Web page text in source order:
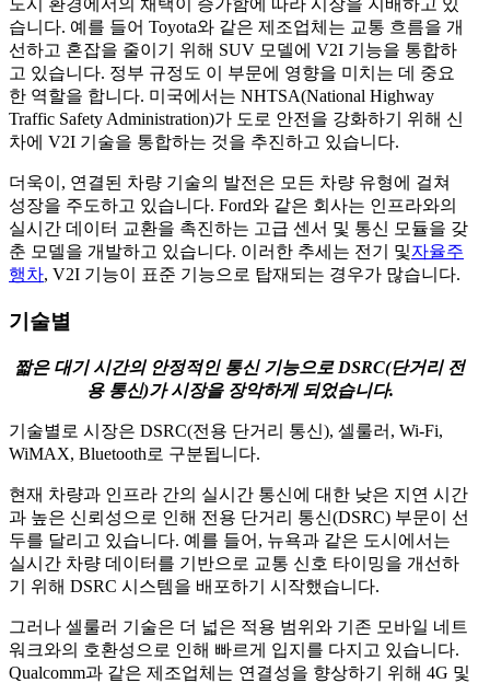
도시 환경에서의 채택이 증가함에 따라 시장을 지배하고 있
습니다. 예를 들어 Toyota와 같은 제조업체는 교통 흐름을 개
선하고 혼잡을 줄이기 위해 SUV 모델에 V2I 기능을 통합하
고 있습니다. 정부 규정도 이 부문에 영향을 미치는 데 중요
한 역할을 합니다. 미국에서는 NHTSA(National Highway
Traffic Safety Administration)가 도로 안전을 강화하기 위해 신
차에 V2I 기술을 통합하는 것을 추진하고 있습니다.
더욱이, 연결된 차량 기술의 발전은 모든 차량 유형에 걸쳐
성장을 주도하고 있습니다. Ford와 같은 회사는 인프라와의
실시간 데이터 교환을 촉진하는 고급 센서 및 통신 모듈을 갖
춘 모델을 개발하고 있습니다. 이러한 추세는 전기 및자율주
행차, V2I 기능이 표준 기능으로 탑재되는 경우가 많습니다.
기술별
짧은 대기 시간의 안정적인 통신 기능으로 DSRC(단거리 전
용 통신)가 시장을 장악하게 되었습니다.
기술별로 시장은 DSRC(전용 단거리 통신), 셀룰러, Wi-Fi,
WiMAX, Bluetooth로 구분됩니다.
현재 차량과 인프라 간의 실시간 통신에 대한 낮은 지연 시간
과 높은 신뢰성으로 인해 전용 단거리 통신(DSRC) 부문이 선
두를 달리고 있습니다. 예를 들어, 뉴욕과 같은 도시에서는
실시간 차량 데이터를 기반으로 교통 신호 타이밍을 개선하
기 위해 DSRC 시스템을 배포하기 시작했습니다.
그러나 셀룰러 기술은 더 넓은 적용 범위와 기존 모바일 네트
워크와의 호환성으로 인해 빠르게 입지를 다지고 있습니다.
Qualcomm과 같은 제조업체는 연결성을 향상하기 위해 4G 및